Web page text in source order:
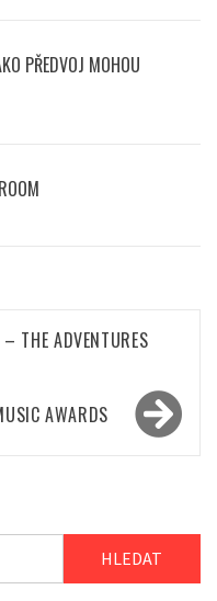
PŘEDVOJ MOHOU
THE ADVENTURES
AWARDS